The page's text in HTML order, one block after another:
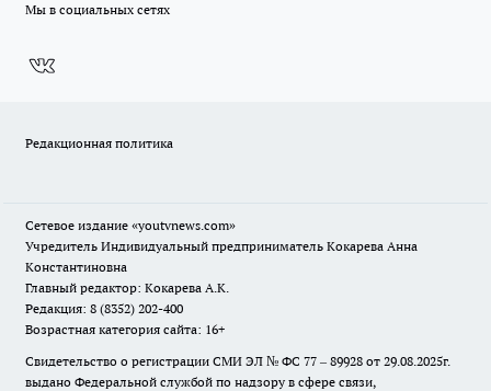
Мы в социальных сетях
Редакционная политика
Сетевое издание «youtvnews.com»
Учредитель Индивидуальный предприниматель Кокарева Анна
Константиновна
Главный редактор: Кокарева А.К.
Редакция: 8 (8352) 202-400
Возрастная категория сайта: 16+
Свидетельство о регистрации СМИ ЭЛ № ФС 77 – 89928 от 29.08.2025г.
выдано Федеральной службой по надзору в сфере связи,